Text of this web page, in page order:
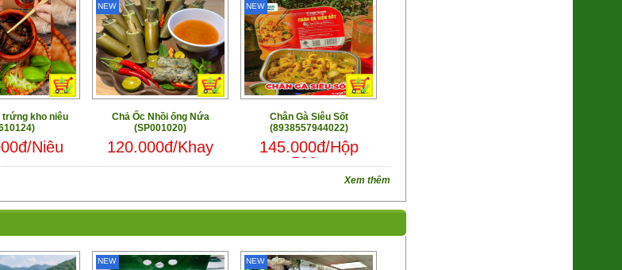
trứng kho niêu
Niêu
Chả Ốc Nhồi ống Nứa
(SP001020)
120.000đ/Khay
NEW
Chân Gà Siêu Sốt
(8938557944022)
145.000đ/Hộp
500g
NEW
Xem thêm
NEW NEW